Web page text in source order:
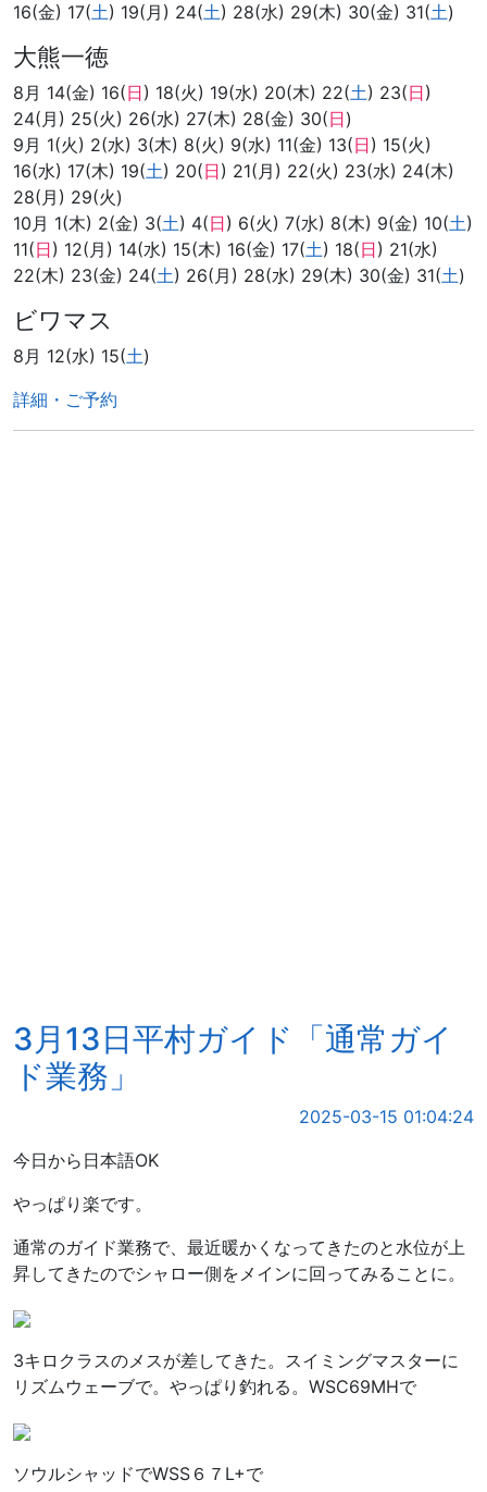
16(金) 17(土) 19(月) 24(土) 28(水) 29(木) 30(金) 31(土)
大熊一徳
8月 14(金) 16(日) 18(火) 19(水) 20(木) 22(土) 23(日)
24(月) 25(火) 26(水) 27(木) 28(金) 30(日)
9月 1(火) 2(水) 3(木) 8(火) 9(水) 11(金) 13(日) 15(火)
16(水) 17(木) 19(土) 20(日) 21(月) 22(火) 23(水) 24(木)
28(月) 29(火)
10月 1(木) 2(金) 3(土) 4(日) 6(火) 7(水) 8(木) 9(金) 10(土)
11(日) 12(月) 14(水) 15(木) 16(金) 17(土) 18(日) 21(水)
22(木) 23(金) 24(土) 26(月) 28(水) 29(木) 30(金) 31(土)
ビワマス
8月 12(水) 15(土)
詳細・ご予約
3月13日平村ガイド「通常ガイ
ド業務」
2025-03-15 01:04:24
今日から日本語OK
やっぱり楽です。
通常のガイド業務で、最近暖かくなってきたのと水位が上
昇してきたのでシャロー側をメインに回ってみることに。
3キロクラスのメスが差してきた。スイミングマスターに
リズムウェーブで。やっぱり釣れる。WSC69MHで
ソウルシャッドでWSS６７L+で